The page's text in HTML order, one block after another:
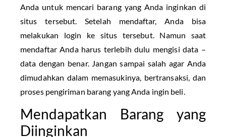
Anda untuk mencari barang yang Anda inginkan di
situs tersebut. Setelah mendaftar, Anda bisa
melakukan login ke situs tersebut. Namun saat
mendaftar Anda harus terlebih dulu mengisi data –
data dengan benar. Jangan sampai salah agar Anda
dimudahkan dalam memasukinya, bertransaksi, dan
proses pengiriman barang yang Anda ingin beli.
Mendapatkan Barang yang
Diinginkan